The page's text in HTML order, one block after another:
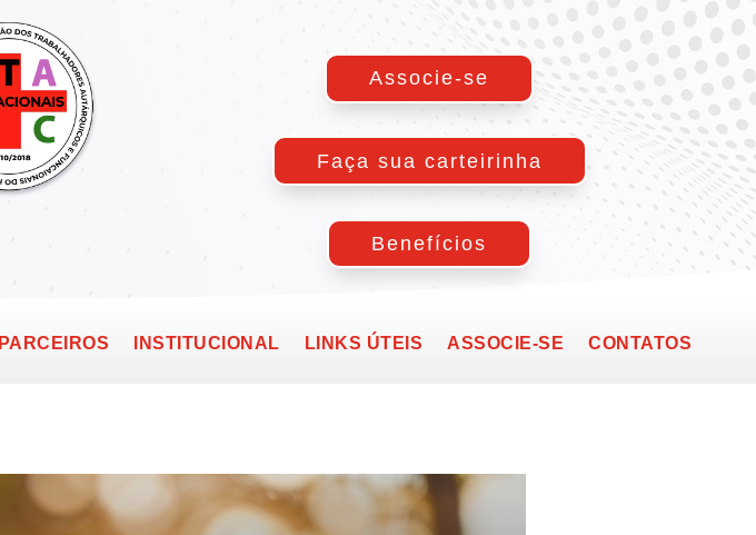
Associe-se
Faça sua carteirinha
Benefícios
PARCEIROS INSTITUCIONAL LINKS ÚTEIS ASSOCIE-SE CONTATOS